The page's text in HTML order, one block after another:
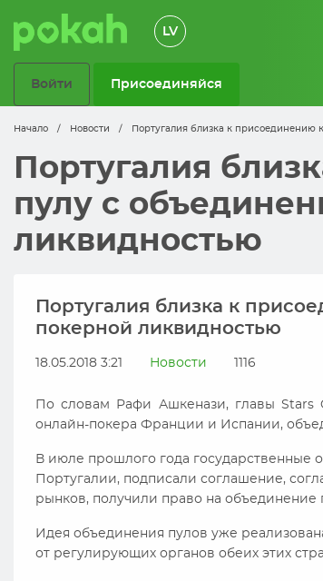
LV
Войти Присоединяйся
Начало / Новости / Португалия близка к присоединению
Португалия
пулу с
ликвидностью
Португалия близка к
покерной ликвидностью
18.05.2018 3:21 Новости 1116
По словам Рафи Ашкенази, главы
онлайн-покера Франции и Испании,
В июле прошлого года
Португалии, подписали соглашение,
рынков, получили право на объединение
Идея объединения пулов уже
от регулирующих органов обеих этих